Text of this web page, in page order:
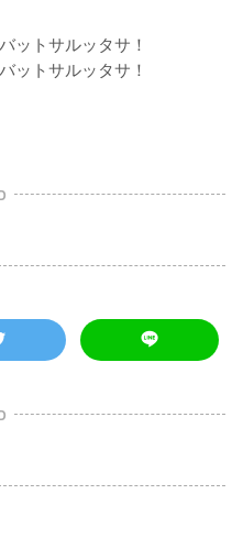
ットサルッタサ！
ットサルッタサ！